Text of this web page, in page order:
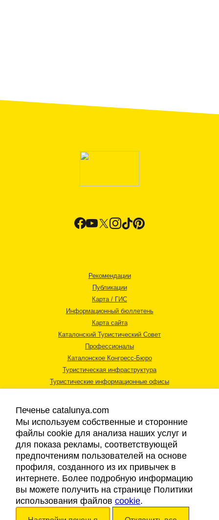
Рекомендации
Публикации
Карта / ГИС
Информационный бюллетень
Карта сайта
Каталонский Туристический Совет
Профессионалы
Каталонское Конгресс-Бюро
Туристическая инфраструктура
Туристические информационные офисы
Правовая информация
Cookies
Доступность
Авторские права © 2026. Каталонский Туристический Совет. Все права
Печенье catalunya.com
Мы используем собственные и сторонние
файлы cookie для анализа наших услуг и
для показа рекламы, соответствующей
предпочтениям пользователей на основе
профиля, созданного из их привычек в
интернете. Более подробную информацию
вы можете получить на странице Политики
использования файлов cookie.